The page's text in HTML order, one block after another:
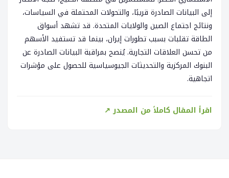
إلى البيانات الصادرة قريبًا، والتحولات المحتملة في السياسات،
ونتائج اجتماع الصين والولايات المتحدة. قد تشهد أسواق
الطاقة تقلبات بسبب تطورات إيران، بينما قد تستفيد الأسهم
من تحسن العلاقات التجارية. يُنصح بمراقبة البيانات الصادرة عن
البنوك المركزية والتحديثات الجيوسياسية للحصول على مؤشرات
اتجاهية.
اقرأ المقال كاملاً من المصدر ↗